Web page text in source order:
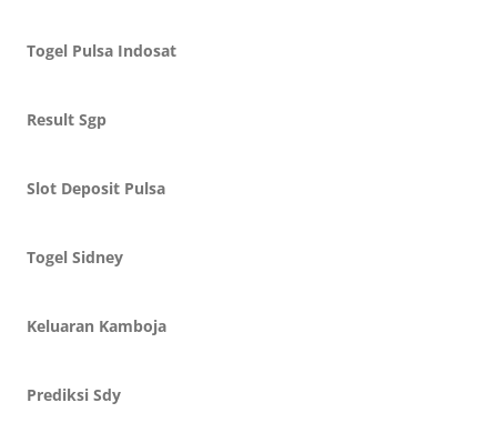
Togel Pulsa Indosat
Result Sgp
Slot Deposit Pulsa
Togel Sidney
Keluaran Kamboja
Prediksi Sdy